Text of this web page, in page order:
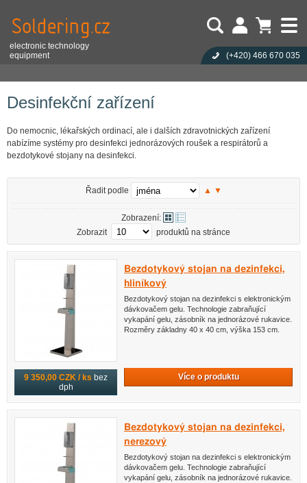
Desinfekční zařízení
Do nemocnic, lékařských ordinací, ale i dalších zdravotnických zařízení
nabízíme systémy pro desinfekci jednorázových roušek a respirátorů a
bezdotykové stojany na desinfekci.
Řadit podle ▲ ▼
Zobrazení:
Zobrazit
produktů na stránce
9 350,00 CZK / ks bez
dph
Bezdotykový stojan na dezinfekci,
hliníkový
Bezdotykový stojan na dezinfekci s elektronickým
dávkovačem gelu. Technologie zabraňující
vykapání gelu, zásobník na jednorázové rukavice.
Rozměry základny 40 x 40 cm, výška 153 cm.
Více o produktu
Bezdotykový stojan na dezinfekci,
nerezový
Bezdotykový stojan na dezinfekci s elektronickým
dávkovačem gelu. Technologie zabraňující
vykapání gelu, zásobník na jednorázové rukavice.
electronic technology
equipment
(+420) 466 670 035
Nákupní košík je prázdný!
Počet produktů:0
Cena celkem:
Heslo:
Zapoměli jste heslo?
Nová registrace